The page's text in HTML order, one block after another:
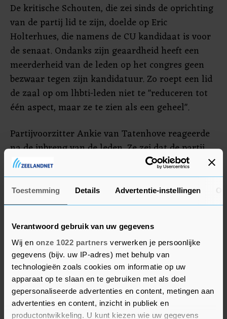
Toestemming Details Advertentie-instellingen
Verantwoord gebruik van uw gegevens
Wij en onze 1022 partners verwerken je persoonlijke
gegevens (bijv. uw IP-adres) met behulp van
technologieën zoals cookies om informatie op uw
apparaat op te slaan en te gebruiken met als doel
gepersonaliseerde advertenties en content, metingen aan
advertenties en content, inzicht in publiek en
productontwikkeling. U kunt kiezen wie uw gegevens
De kritische Schouten, die zei sinds de oprichting
van de partij lid te zijn, doelde op Eric
Holterhues, die namens de CU kandidaat is voor
de senaat. Ondanks zijn geaardheid heeft een
meerderheid van de leden op het congres geen
bezwaar tegen zijn kandidatuur. Zo roept een lid
de zaal op om lhbti-leden niet te "reduceren tot
één aspect, maar ze te zien als een geheel".
Partijvoorzitter Ankie van Tatenhove reageerde
na de inbreng van de leden. Ze zei dat de partij
over het thema in gesprek moet blijven. "We
moeten elkaar vinden en vasthouden." De partij
is volgens haar een unie van christenen met
andere achtergronden die dezelfde bijbel heeft,
uitlegt.